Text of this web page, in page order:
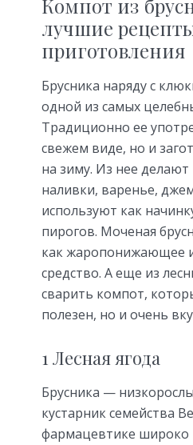
Компот из
лучшие
приготовления
Брусника наряду с
одной из самых
Традиционно ее
свежем виде, но и
на зиму. Из нее
наливки, варенье,
используют как
пирогов. Моченая
как жаропонижающее
средство. А еще из
сварить компот,
полезен, но и очень
1 Лесная ягода
Брусника —
кустарник семейства
фармацевтике широко